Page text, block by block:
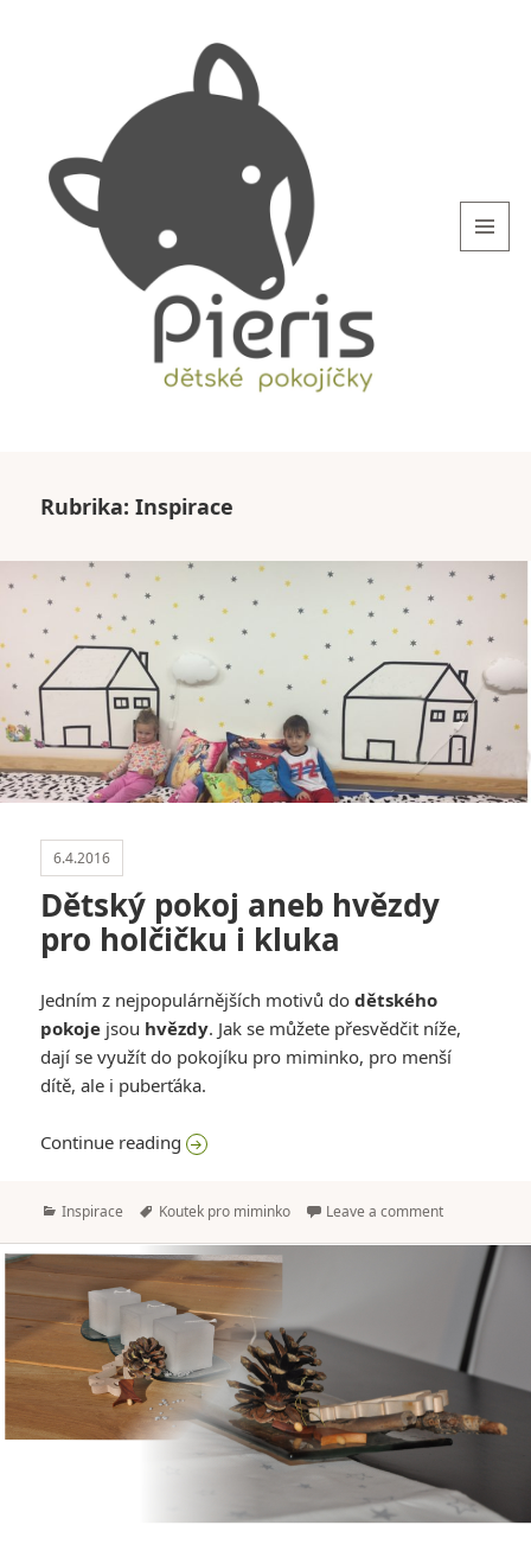
Rubrika:Inspirace
6.4.2016
Dětský pokoj aneb hvězdy
pro holčičku i kluka
Jedním z nejpopulárnějších motivů dodětského
pokoje jsou hvězdy. Jak se můžete přesvědčit níže,
dají se využít do pokojíku pro miminko, pro menší
dítě, ale i puberťáka.
Continue readingDětský pokoj aneb hvězdy pro holčičku i
Categories
Inspirace Tags
Koutek pro miminko Leave a comment